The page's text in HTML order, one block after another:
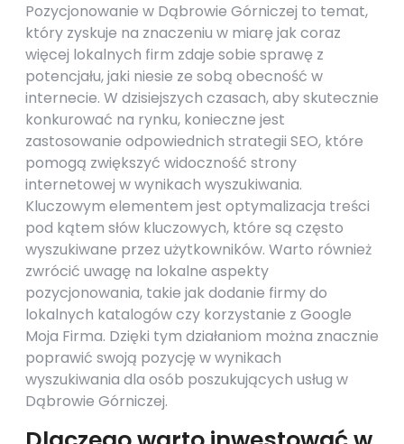
Pozycjonowanie w Dąbrowie Górniczej to temat,
który zyskuje na znaczeniu w miarę jak coraz
więcej lokalnych firm zdaje sobie sprawę z
potencjału, jaki niesie ze sobą obecność w
internecie. W dzisiejszych czasach, aby skutecznie
konkurować na rynku, konieczne jest
zastosowanie odpowiednich strategii SEO, które
pomogą zwiększyć widoczność strony
internetowej w wynikach wyszukiwania.
Kluczowym elementem jest optymalizacja treści
pod kątem słów kluczowych, które są często
wyszukiwane przez użytkowników. Warto również
zwrócić uwagę na lokalne aspekty
pozycjonowania, takie jak dodanie firmy do
lokalnych katalogów czy korzystanie z Google
Moja Firma. Dzięki tym działaniom można znacznie
poprawić swoją pozycję w wynikach
wyszukiwania dla osób poszukujących usług w
Dąbrowie Górniczej.